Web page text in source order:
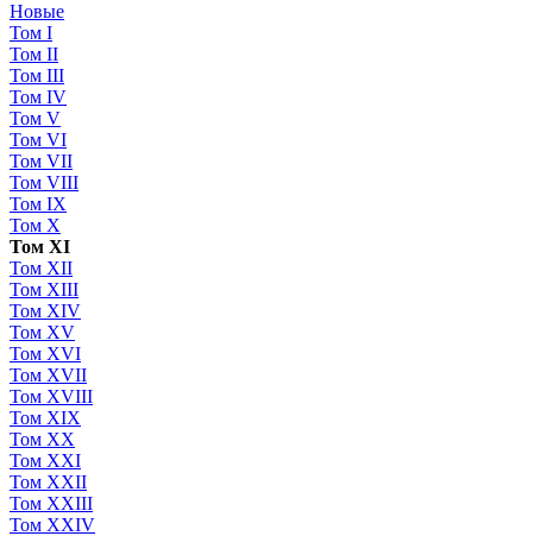
Новые
Том I
Том II
Том III
Том IV
Том V
Том VI
Том VII
Том VIII
Том IX
Том X
Том XI
Том XII
Том XIII
Том XIV
Том XV
Том XVI
Том XVII
Том XVIII
Том XIX
Том XX
Том XXI
Том XXII
Том XXIII
Том XXIV